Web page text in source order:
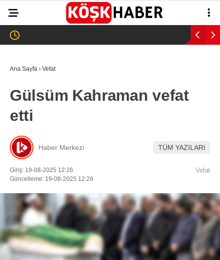
WhatsApp İhbar
Hattı
Instagram
Youtube
22.6°
ASAYİŞ
EĞİTİM
SAĞLIK
EKONOMİ
SPOR
VEFAT
Ana Sayfa › Vefat
Gülsüm Kahraman vefat
etti
Haber Merkezi TÜM YAZILARI
Giriş: 19-08-2025 12:26
Güncelleme: 19-08-2025 12:26
Vefat